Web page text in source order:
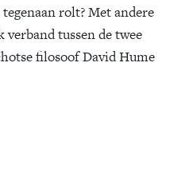
rolt? Met andere
tussen de twee
filosoof David Hume